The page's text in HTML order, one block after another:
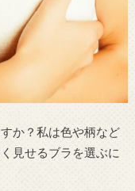
か？私は色や柄など
見せるブラを選ぶに